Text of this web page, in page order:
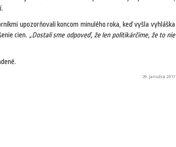
upozorňovali koncom minulého roka, keď vyšla vyhláška
cien. „Dostali sme odpoveď, že len politikárčime, že to nie
29. januára 2017